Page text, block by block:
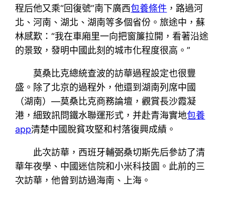
程后他又乘“回復號”南下廣西包養條件 ，路過河
北、河南、湖北、湖南等多個省份。旅途中，蘇
林感歎：“我在車廂里一向把窗簾拉開，看著沿途
的景致，發明中國此刻的城市化程度很高。”
莫桑比克總統查波的訪華過程設定也很豐
盛。除了北京的過程外，他還到湖南列席中國
（湖南）—莫桑比克商務論壇，觀賞長沙霞凝
港，細致訊問鐵水聯運形式，并赴青海實地包養
app清楚中國脫貧攻堅和村落復興成績。
此次訪華，西班牙輔弼桑切斯先后參訪了清
華年夜學、中國迷信院和小米科技園。此前的三
次訪華，他曾到訪過海南、上海。